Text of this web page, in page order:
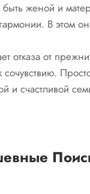
женой и
В этом
отказа от
сочувствию.
счастливой